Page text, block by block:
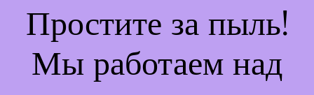
Простите за пыль!
Мы работаем над